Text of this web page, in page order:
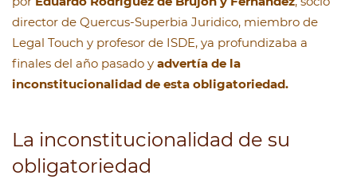
director de Quercus-Superbia Juridico, miembro de
Legal Touch y profesor de ISDE, ya profundizaba a
finales del año pasado y advertía de la
inconstitucionalidad de esta obligatoriedad.
La inconstitucionalidad de su
obligatoriedad